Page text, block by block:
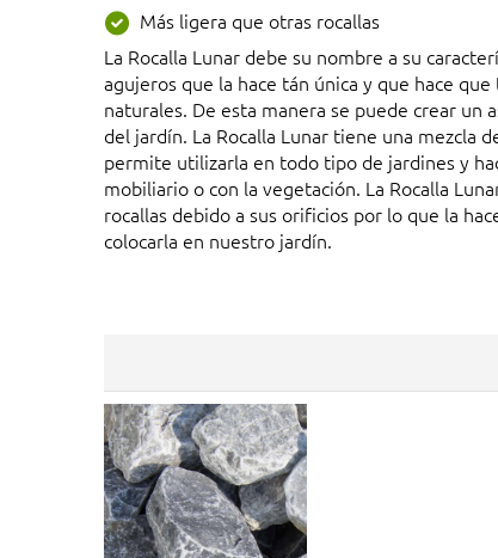
Más ligera que otras rocallas
La Rocalla Lunar debe su nombre a su
agujeros que la hace tán única y que hace
naturales. De esta manera se puede crear un
del jardín. La Rocalla Lunar tiene una mezcla
permite utilizarla en todo tipo de jardines y
mobiliario o con la vegetación. La Rocalla
rocallas debido a sus orificios por lo que la
colocarla en nuestro jardín.